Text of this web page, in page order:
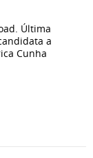
Última
a
Cunha